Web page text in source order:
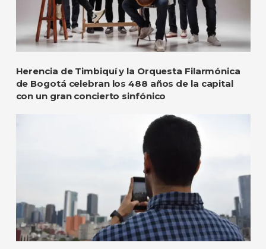
Herencia de Timbiquí y la Orquesta Filarmónica
de Bogotá celebran los 488 años de la capital
con un gran concierto sinfónico